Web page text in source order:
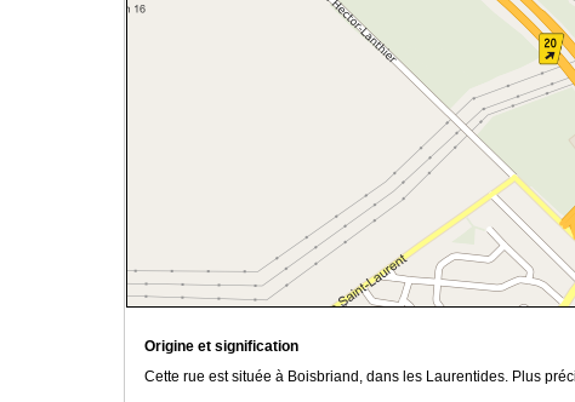
Origine et signification
Cette rue est située à Boisbriand, dans les Laurentides. Plus